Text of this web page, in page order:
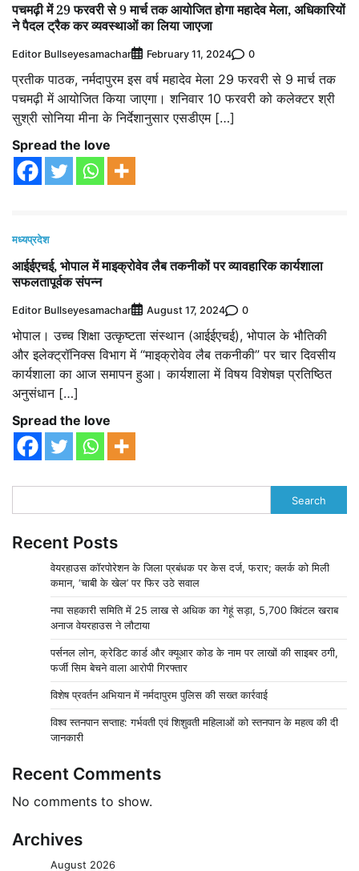
पचमढ़ी में 29 फरवरी से 9 मार्च तक आयोजित होगा महादेव मेला, अधिकारियों
ने पैदल ट्रैक कर व्यवस्थाओं का लिया जाएजा
Editor Bullseyesamachar February 11, 2024 0
प्रतीक पाठक, नर्मदापुरम इस वर्ष महादेव मेला 29 फरवरी से 9 मार्च तक
पचमढ़ी में आयोजित किया जाएगा। शनिवार 10 फरवरी को कलेक्टर श्री
सुश्री सोनिया मीना के निर्देशानुसार एसडीएम […]
Spread the love
मध्यप्रदेश
आईईएचई, भोपाल में माइक्रोवेव लैब तकनीकों पर व्यावहारिक कार्यशाला
सफलतापूर्वक संपन्न
Editor Bullseyesamachar August 17, 2024 0
भोपाल। उच्च शिक्षा उत्कृष्टता संस्थान (आईईएचई), भोपाल के भौतिकी
और इलेक्ट्रॉनिक्स विभाग में “माइक्रोवेव लैब तकनीकी” पर चार दिवसीय
कार्यशाला का आज समापन हुआ। कार्यशाला में विषय विशेषज्ञ प्रतिष्ठित
अनुसंधान […]
Spread the love
Search
Recent Posts
वेयरहाउस कॉरपोरेशन के जिला प्रबंधक पर केस दर्ज, फरार; क्लर्क को मिली
कमान, ‘चाबी के खेल’ पर फिर उठे सवाल
नपा सहकारी समिति में 25 लाख से अधिक का गेहूं सड़ा, 5,700 क्विंटल खराब
अनाज वेयरहाउस ने लौटाया
पर्सनल लोन, क्रेडिट कार्ड और क्यूआर कोड के नाम पर लाखों की साइबर ठगी,
फर्जी सिम बेचने वाला आरोपी गिरफ्तार
विशेष प्रवर्तन अभियान में नर्मदापुरम पुलिस की सख्त कार्रवाई
विश्व स्तनपान सप्ताह: गर्भवती एवं शिशुवती महिलाओं को स्तनपान के महत्व की दी
जानकारी
Recent Comments
No comments to show.
Archives
August 2026